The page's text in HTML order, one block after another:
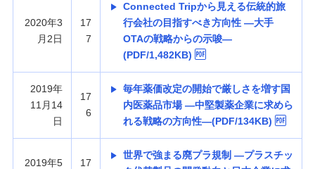
2020年3
月2日
17
7
Connected Tripから見える伝統的旅
行会社の目指すべき方向性 —大手
OTAの戦略からの示唆—
(PDF/1,482KB)
2019年
11月14
日
17
6
毎年薬価改定の開始で厳しさを増す国
内医薬品市場 —中堅製薬企業に求めら
れる戦略の方向性—(PDF/134KB)
2019年5
17
世界で強まる廃プラ規制 —プラスチッ